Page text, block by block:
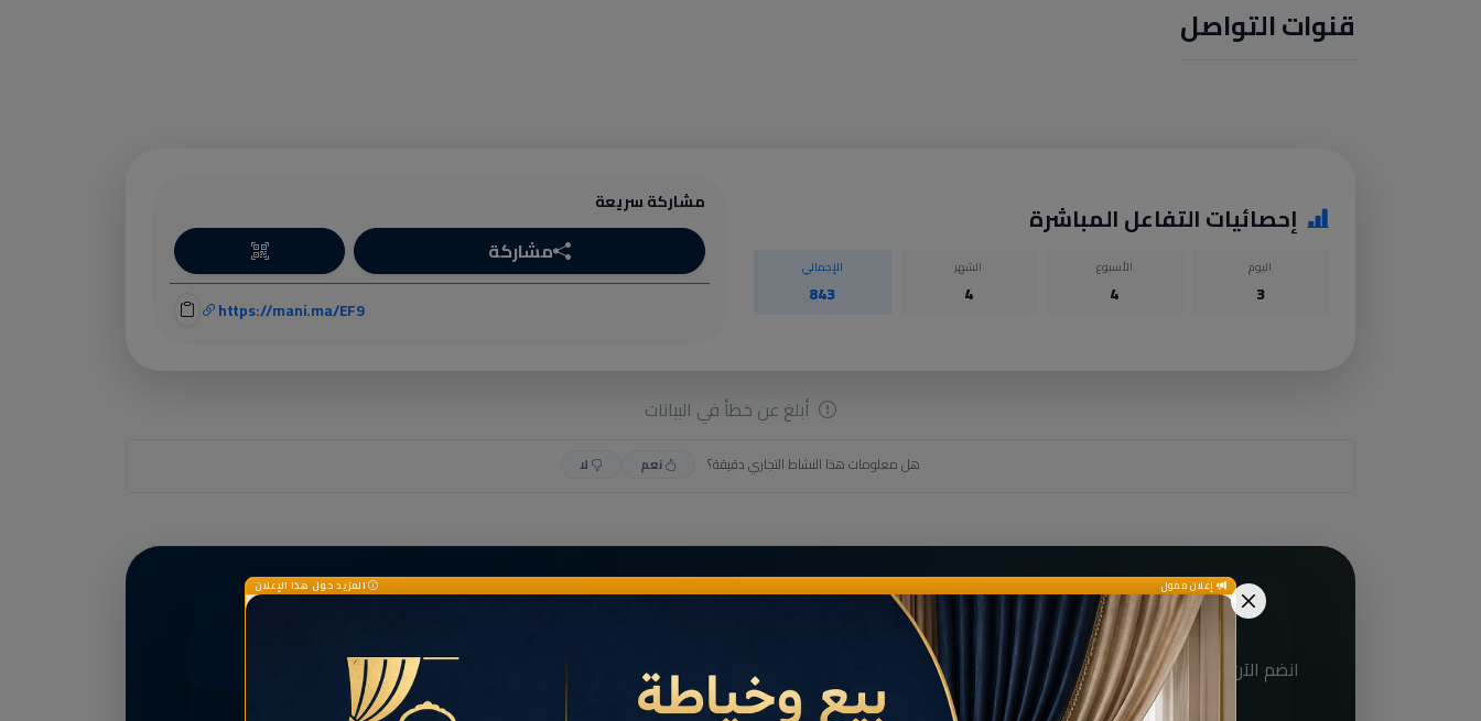
قنوات التواصل
إحصائيات التفاعل المباشرة
اليوم
3
الأسبوع
4
الشهر
4
الإجمالي
843
مشاركة سريعة
مشاركة
https://mani.ma/EF9
أبلغ عن خطأ في البيانات
هل معلومات هذا النشاط التجاري دقيقة؟ نعم لا
هل أنت صاحب هذا النشاط؟
انضم الآن إلى رواد الأعمال في الناظور وقم بإنشاء بطاقة أعمالك الرقمية الاحترافية (Bio-Card) مجاناً عبر
خدمة
.
أنشئ بطاقتك الآن
إعلان ممول المزيد حول هذا الإعلان